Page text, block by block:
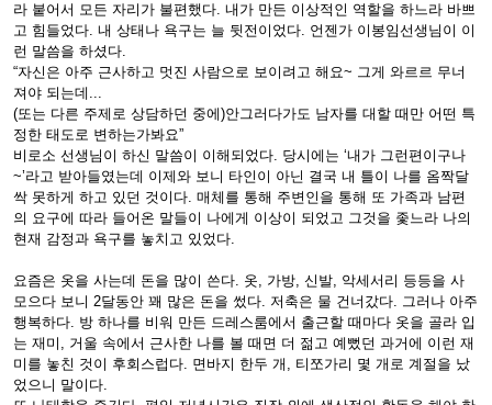
라 붙어서 모든 자리가 불편했다. 내가 만든 이상적인 역할을 하느라 바쁘
고 힘들었다. 내 상태나 욕구는 늘 뒷전이었다. 언젠가 이봉임선생님이 이
런 말씀을 하셨다.
“자신은 아주 근사하고 멋진 사람으로 보이려고 해요~ 그게 와르르 무너
져야 되는데...
(또는 다른 주제로 상담하던 중에)안그러다가도 남자를 대할 때만 어떤 특
정한 태도로 변하는가봐요”
비로소 선생님이 하신 말씀이 이해되었다. 당시에는 ‘내가 그런편이구나
~’라고 받아들였는데 이제와 보니 타인이 아닌 결국 내 틀이 나를 옴짝달
싹 못하게 하고 있던 것이다. 매체를 통해 주변인을 통해 또 가족과 남편
의 요구에 따라 들어온 말들이 나에게 이상이 되었고 그것을 좇느라 나의
현재 감정과 욕구를 놓치고 있었다.
요즘은 옷을 사는데 돈을 많이 쓴다. 옷, 가방, 신발, 악세서리 등등을 사
모으다 보니 2달동안 꽤 많은 돈을 썼다. 저축은 물 건너갔다. 그러나 아주
행복하다. 방 하나를 비워 만든 드레스룸에서 출근할 때마다 옷을 골라 입
는 재미, 거울 속에서 근사한 나를 볼 때면 더 젊고 예뻤던 과거에 이런 재
미를 놓친 것이 후회스럽다. 면바지 한두 개, 티쪼가리 몇 개로 계절을 났
었으니 말이다.